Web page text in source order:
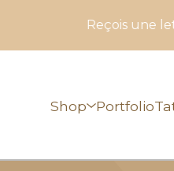
une lettre avec un
Shop Portfolio